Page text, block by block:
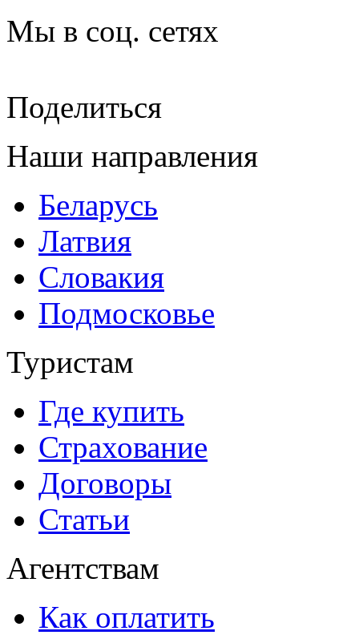
Мы в соц. сетях
Поделиться
Наши направления
Беларусь
Латвия
Словакия
Подмосковье
Туристам
Где купить
Страхование
Договоры
Статьи
Агентствам
Как оплатить